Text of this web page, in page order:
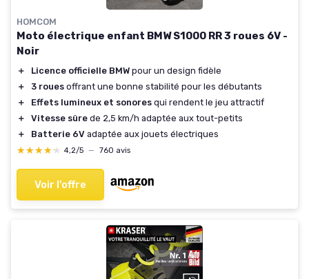
HOMCOM
Moto électrique enfant BMW S1000 RR 3 roues 6V -
Noir
＋ Licence officielle BMW pour un design fidèle
＋
3 roues offrant une bonne stabilité pour les débutants
＋
Effets lumineux et sonores qui rendent le jeu attractif
＋
Vitesse sûre de 2,5 km/h adaptée aux tout-petits
＋
Batterie 6V adaptée aux jouets électriques
★★★★★
★★★★★ 4,2/5 — 760 avis
Voir l'offre